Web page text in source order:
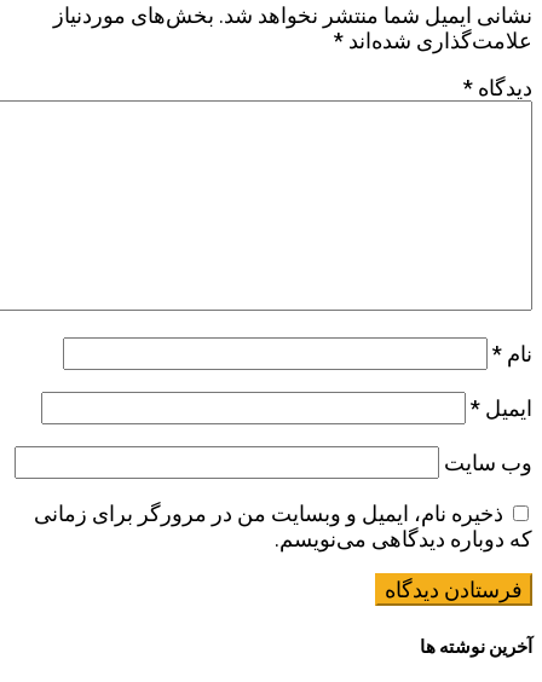
نشانی ایمیل شما منتشر نخواهد شد. بخش‌های موردنیاز
علامت‌گذاری شده‌اند *
دیدگاه *
نام *
ایمیل *
وب‌ سایت
ذخیره نام، ایمیل و وبسایت من در مرورگر برای زمانی
که دوباره دیدگاهی می‌نویسم.
آخرین نوشته ها